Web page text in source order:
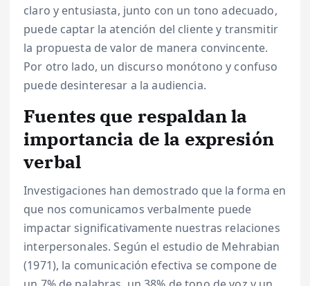
claro y entusiasta, junto con un tono adecuado,
puede captar la atención del cliente y transmitir
la propuesta de valor de manera convincente.
Por otro lado, un discurso monótono y confuso
puede desinteresar a la audiencia.
Fuentes que respaldan la
importancia de la expresión
verbal
Investigaciones han demostrado que la forma en
que nos comunicamos verbalmente puede
impactar significativamente nuestras relaciones
interpersonales. Según el estudio de Mehrabian
(1971), la comunicación efectiva se compone de